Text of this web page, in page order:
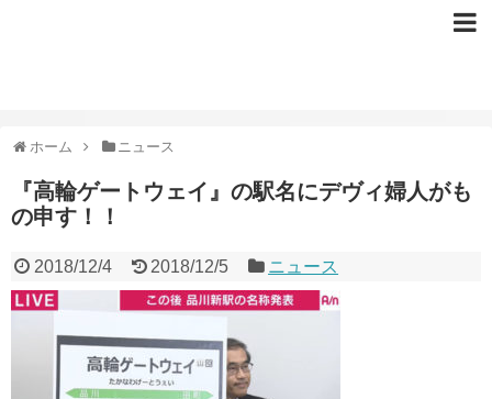
ホーム ニュース
『高輪ゲートウェイ』の駅名にデヴィ婦人がも
の申す！！
2018/12/4 2018/12/5 ニュース